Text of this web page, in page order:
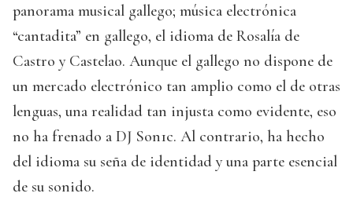
panorama musical gallego; música electrónica
“cantadita” en gallego, el idioma de Rosalía de
Castro y Castelao. Aunque el gallego no dispone de
un mercado electrónico tan amplio como el de otras
lenguas, una realidad tan injusta como evidente, eso
no ha frenado a DJ Son1c. Al contrario, ha hecho
del idioma su seña de identidad y una parte esencial
de su sonido.